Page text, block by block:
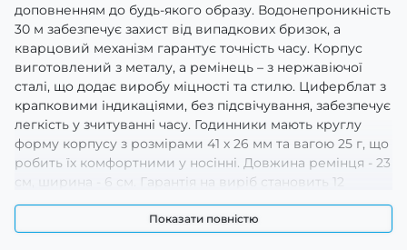
доповненням до будь-якого образу. Водонепроникність
30 м забезпечує захист від випадкових бризок, а
кварцовий механізм гарантує точність часу. Корпус
виготовлений з металу, а ремінець – з нержавіючої
сталі, що додає виробу міцності та стилю. Циферблат з
крапковими індикаціями, без підсвічування, забезпечує
легкість у зчитуванні часу. Годинники мають круглу
форму корпусу з розмірами 41 х 26 мм та вагою 25 г, що
робить їх комфортними у носінні. Довжина ремінця - 23
см, ширина - 6 см. Гарантія на виріб становить 12
місяців. Виготовлені в Китаї, годинники поєднують
класичний стиль і сучасні технології.
Показати повністю